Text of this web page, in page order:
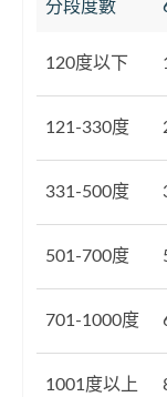
分段度數
120度以下
121-330度
331-500度
501-700度
701-1000度
1001度以上